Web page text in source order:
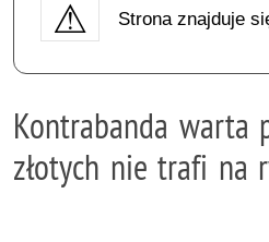
Strona znajduje
Kontrabanda warta
złotych nie trafi na